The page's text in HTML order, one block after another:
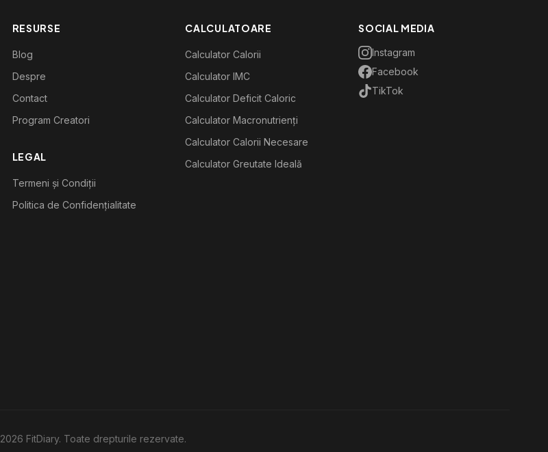
RESURSE
Blog
Despre
Contact
Program Creatori
LEGAL
Termeni și Condiții
Politica de Confidențialitate
CALCULATOARE
Calculator Calorii
Calculator IMC
Calculator Deficit Caloric
Calculator Macronutrienți
Calculator Calorii Necesare
Calculator Greutate Ideală
SOCIAL MEDIA
Instagram
Facebook
TikTok
2026 FitDiary. Toate drepturile rezervate.